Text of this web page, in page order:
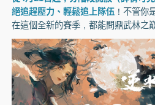
絕追趕壓力、輕鬆追上隊伍！不管你
在這個全新的賽季，都能問鼎武林之